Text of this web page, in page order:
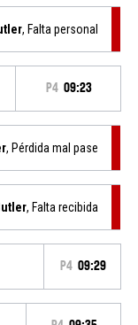
, Falta personal
P4 09:23
, Pérdida mal pase
, Falta recibida
P4 09:29